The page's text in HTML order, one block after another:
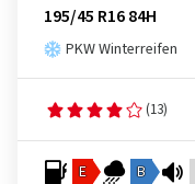
195/45 R16 84H
PKW Winterreifen
(13)
E B